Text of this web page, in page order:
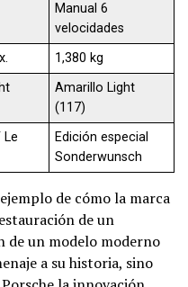
Manual 6
velocidades
1,380 kg
Amarillo Light
(117)
Le
Edición especial
Sonderwunsch
de cómo la marca
de un
de un modelo moderno
a su historia, sino